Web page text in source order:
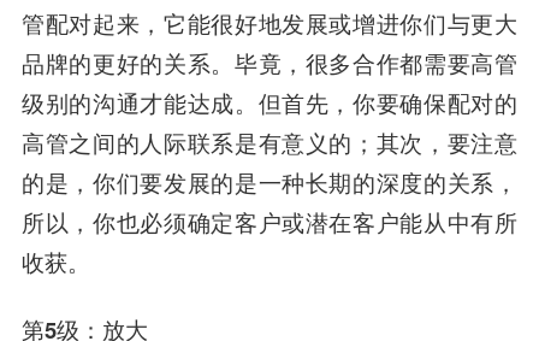
管配对起来，它能很好地发展或增进你们与更大
品牌的更好的关系。毕竟，很多合作都需要高管
级别的沟通才能达成。但首先，你要确保配对的
高管之间的人际联系是有意义的；其次，要注意
的是，你们要发展的是一种长期的深度的关系，
所以，你也必须确定客户或潜在客户能从中有所
收获。
第5级：放大